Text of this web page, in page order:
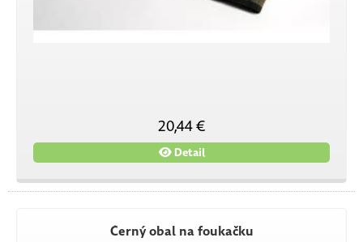
20,44 €
Detail
Černý obal na foukačku